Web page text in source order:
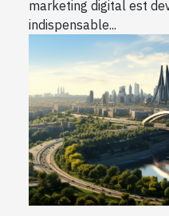
marketing digital est
indispensable...